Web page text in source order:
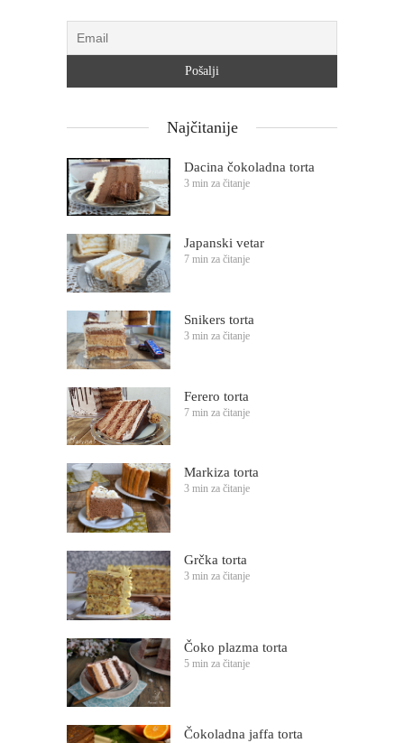
Najčitanije
Dacina čokoladna torta
3 min za čitanje
Japanski vetar
7 min za čitanje
Snikers torta
3 min za čitanje
Ferero torta
7 min za čitanje
Markiza torta
3 min za čitanje
Grčka torta
3 min za čitanje
Čoko plazma torta
5 min za čitanje
Čokoladna jaffa torta